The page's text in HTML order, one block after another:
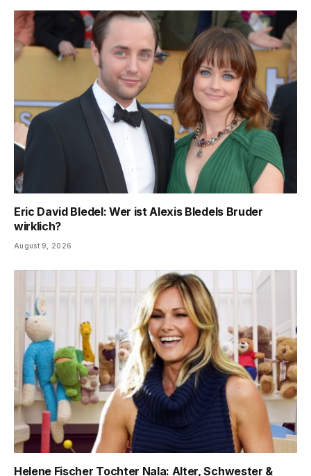
Eric David Bledel: Wer ist Alexis Bledels Bruder
wirklich?
August 9, 2026
Helene Fischer Tochter Nala: Alter, Schwester &